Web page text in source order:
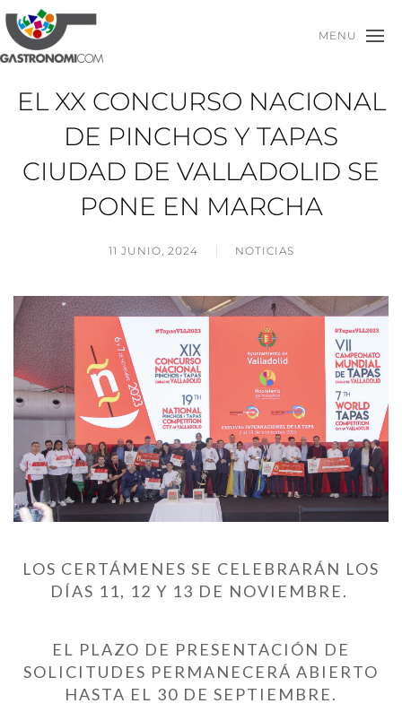
MENU
EL XX CONCURSO NACIONAL
DE PINCHOS Y TAPAS
CIUDAD DE VALLADOLID SE
PONE EN MARCHA
11 JUNIO, 2024 NOTICIAS
LOS CERTÁMENES SE CELEBRARÁN LOS
DÍAS 11, 12 Y 13 DE NOVIEMBRE.
EL PLAZO DE PRESENTACIÓN DE
SOLICITUDES PERMANECERÁ ABIERTO
HASTA EL 30 DE SEPTIEMBRE.